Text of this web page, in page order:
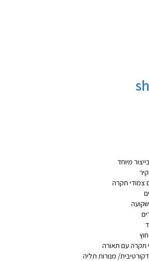
מיוחד
צמודי תקרה
תקרה עם תאורה
מנורות תליה